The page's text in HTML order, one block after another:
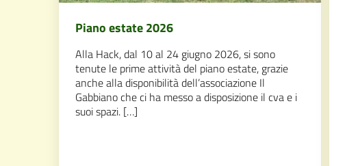
Piano estate 2026
Alla Hack, dal 10 al 24 giugno 2026, si sono
tenute le prime attività del piano estate, grazie
anche alla disponibilità dell’associazione Il
Gabbiano che ci ha messo a disposizione il cva e i
suoi spazi. […]